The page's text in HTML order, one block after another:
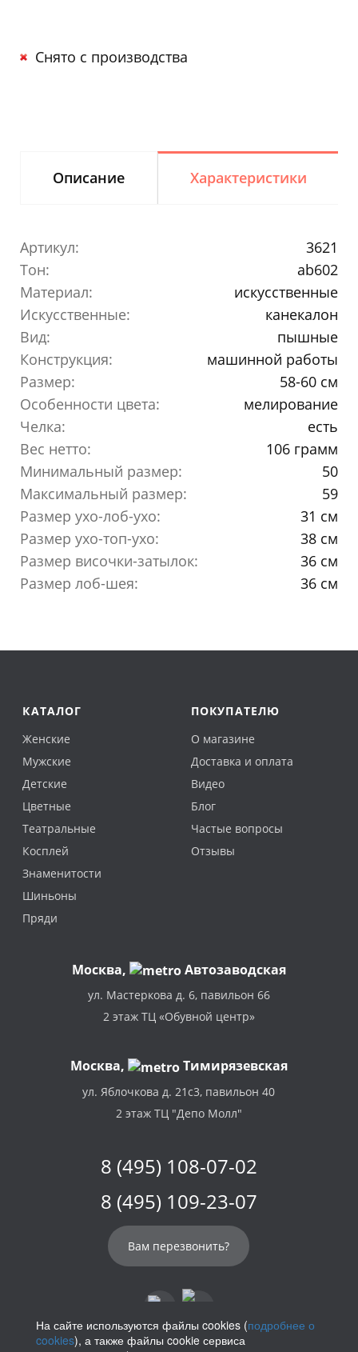
Снято с производства
Описание Характеристики
Артикул:
3621
Тон:
ab602
Материал:
искусственные
Искусственные:
канекалон
Вид:
пышные
Конструкция:
машинной работы
Размер:
58-60 см
Особенности цвета:
мелирование
Челка:
есть
Вес нетто:
106 грамм
Минимальный размер:
50
Максимальный размер:
59
Размер ухо-лоб-ухо:
31 см
Размер ухо-топ-ухо:
38 см
Размер височки-затылок:
36 см
Размер лоб-шея:
36 см
КАТАЛОГ
Женские
Мужские
Детские
Цветные
Театральные
Косплей
Знаменитости
Шиньоны
Пряди
ПОКУПАТЕЛЮ
О магазине
Доставка и оплата
Видео
Блог
Частые вопросы
Отзывы
Москва, Автозаводская
ул. Мастеркова д. 6, павильон 66
2 этаж ТЦ «Обувной центр»
Москва, Тимирязевская
ул. Яблочкова д. 21с3, павильон 40
2 этаж ТЦ "Депо Молл"
8 (495) 108-07-02
8 (495) 109-23-07
Вам перезвонить?
На сайте используются файлы cookies (подробнее о
cookies), а также файлы cookie сервиса